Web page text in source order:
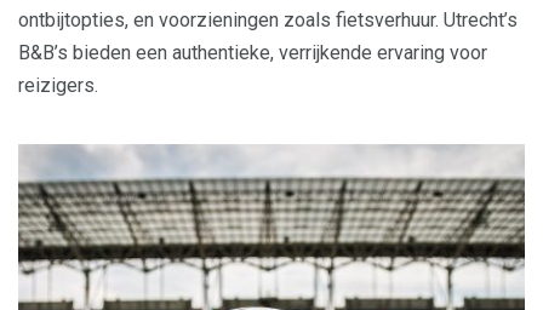
ontbijtopties, en voorzieningen zoals fietsverhuur. Utrecht’s
B&B’s bieden een authentieke, verrijkende ervaring voor
reizigers.